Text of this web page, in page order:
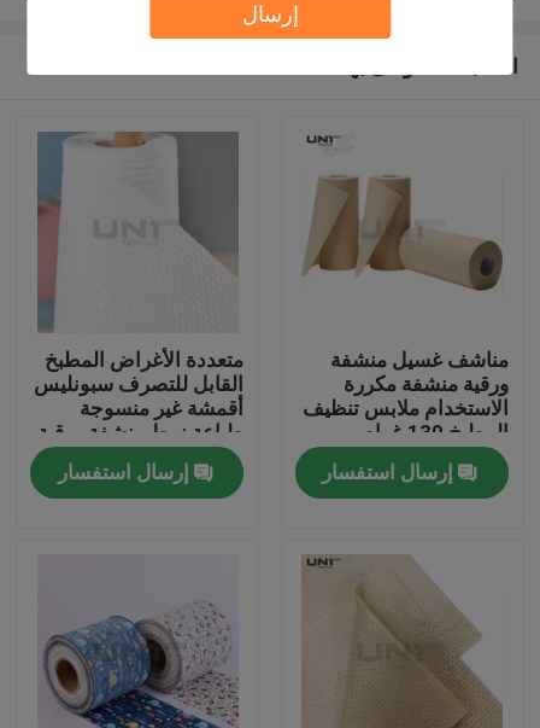
إرسال
المنتجات
عنّا
المنتجات الموصى بها
مناشف غسيل منشفة
ورقية منشفة مكررة
الاستخدام ملابس تنظيف
المطبخ 130 غرام
إرسال استفسار
متعددة الأغراض المطبخ
القابل للتصرف سبونليس
أقمشة غير منسوجة
طباعة نمط منشفة ورقية
إرسال استفسار